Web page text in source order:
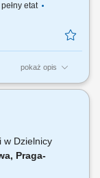
pełny etat
pokaż opis
i rozwojem terenów
dotyczącej
oraz
w Dzielnicy
Praga-